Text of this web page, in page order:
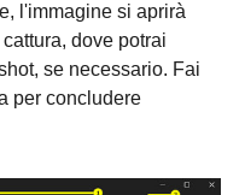
l'immagine si aprirà
dove potrai
se necessario. Fai
per concludere